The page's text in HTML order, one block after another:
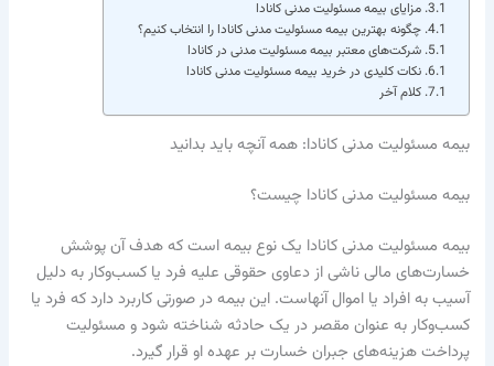
مزایای بیمه مسئولیت مدنی کانادا
چگونه بهترین بیمه مسئولیت مدنی کانادا را انتخاب کنیم؟
شرکت‌های معتبر بیمه مسئولیت مدنی در کانادا
نکات کلیدی در خرید بیمه مسئولیت مدنی کانادا
کلام آخر
بیمه مسئولیت مدنی کانادا: همه آنچه باید بدانید
بیمه مسئولیت مدنی کانادا چیست؟
بیمه مسئولیت مدنی کانادا یک نوع بیمه است که هدف آن پوشش
خسارت‌های مالی ناشی از دعاوی حقوقی علیه فرد یا کسب‌وکار به دلیل
آسیب به افراد یا اموال آنهاست. این بیمه در صورتی کاربرد دارد که فرد یا
کسب‌وکار به عنوان مقصر در یک حادثه شناخته شود و مسئولیت
پرداخت هزینه‌های جبران خسارت بر عهده او قرار گیرد.